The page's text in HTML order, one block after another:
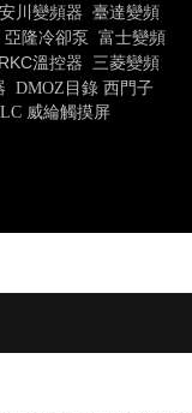
安川變頻器 臺達變頻
亞隆冷卻泵 富士變頻
RKC溫控器 三菱變頻
DMOZ目錄 西門子
威綸觸摸屏